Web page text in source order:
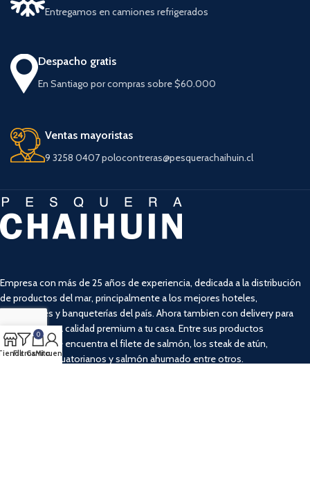
Entregamos en camiones refrigerados
Despacho gratis
En Santiago por compras sobre $60.000
Ventas mayoristas
9 3258 0407 polocontreras@pesquerachaihuin.cl
Empresa con más de 25 años de experiencia, dedicada a la distribución
de productos del mar, principalmente a los mejores hoteles,
restaurantes y banqueterías del país. Ahora tambien con delivery para
llevar la misma calidad premium a tu casa. Entre sus productos
destacados se encuentra el filete de salmón, los steak de atún,
camarones ecuatorianos y salmón ahumado entre otros.
Filtros
0
Carrito
Mi cuenta